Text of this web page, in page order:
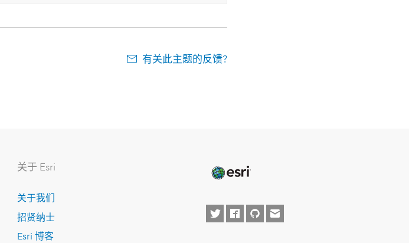
有关此主题的反馈?
关于 Esri
关于我们
招贤纳士
Esri 博客